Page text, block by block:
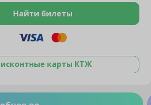
Найти билеты
карты КТЖ